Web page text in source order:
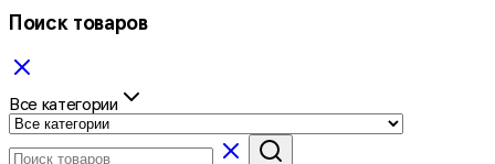
Поиск товаров
Все категории